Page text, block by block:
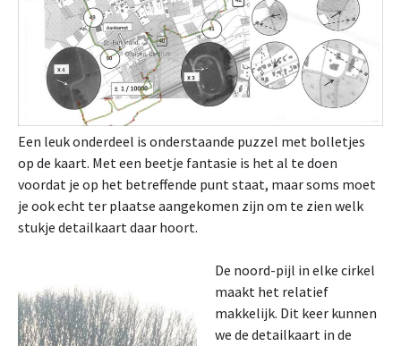
Een leuk onderdeel is onderstaande puzzel met bolletjes
op de kaart. Met een beetje fantasie is het al te doen
voordat je op het betreffende punt staat, maar soms moet
je ook echt ter plaatse aangekomen zijn om te zien welk
stukje detailkaart daar hoort.
De noord-pijl in elke cirkel
maakt het relatief
makkelijk. Dit keer kunnen
we de detailkaart in de